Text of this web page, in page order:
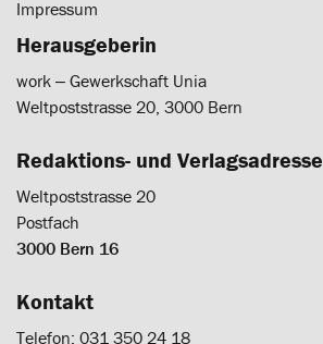
Impressum
Herausgeberin
work ‒ Gewerkschaft Unia
Weltpoststrasse 20, 3000 Bern
Redaktions- und Verlagsadresse
Weltpoststrasse 20
Postfach
3000 Bern 16
Kontakt
Telefon: 031 350 24 18